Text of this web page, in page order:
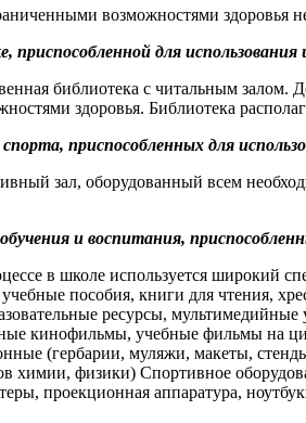
возможностями здоровья
приспособленной для
библиотека с читальным залом.
здоровья. Библиотека
приспособленных для
зал, оборудованный всем
и воспитания,
в школе используется широкий
пособия, книги для чтения,
ресурсы,
кинофильмы, учебные фильмы на
(гербарии, муляжи, макеты,
химии, физики) Спортивное
проекционная аппаратура,